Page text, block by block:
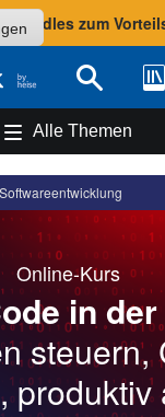
Bundles zum
Suche
Alle Themen
Softwareentwicklung
Online-Kurs
in
steuern,
produktiv